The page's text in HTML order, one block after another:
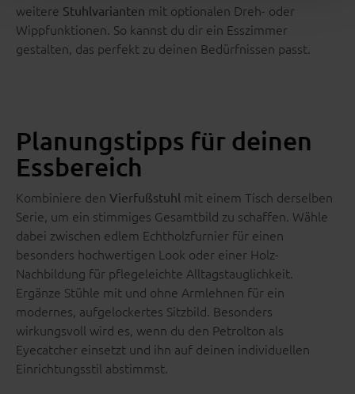
weitere Stuhlvarianten mit optionalen Dreh- oder
Wippfunktionen. So kannst du dir ein Esszimmer
gestalten, das perfekt zu deinen Bedürfnissen passt.
Planungstipps für deinen
Essbereich
Kombiniere den Vierfußstuhl mit einem Tisch derselben
Serie, um ein stimmiges Gesamtbild zu schaffen. Wähle
dabei zwischen edlem Echtholzfurnier für einen
besonders hochwertigen Look oder einer Holz-
Nachbildung für pflegeleichte Alltagstauglichkeit.
Ergänze Stühle mit und ohne Armlehnen für ein
modernes, aufgelockertes Sitzbild. Besonders
wirkungsvoll wird es, wenn du den Petrolton als
Eyecatcher einsetzt und ihn auf deinen individuellen
Einrichtungsstil abstimmst.